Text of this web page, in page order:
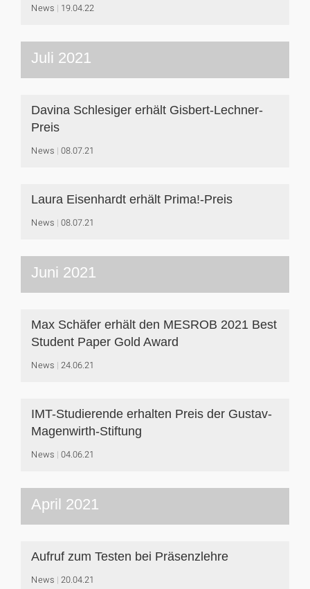
News 19.04.22
Juli 2021
Davina Schlesiger erhält Gisbert-Lechner-
Preis
News 08.07.21
Laura Eisenhardt erhält Prima!-Preis
News 08.07.21
Juni 2021
Max Schäfer erhält den MESROB 2021 Best
Student Paper Gold Award
News 24.06.21
IMT-Studierende erhalten Preis der Gustav-
Magenwirth-Stiftung
News 04.06.21
April 2021
Aufruf zum Testen bei Präsenzlehre
News 20.04.21